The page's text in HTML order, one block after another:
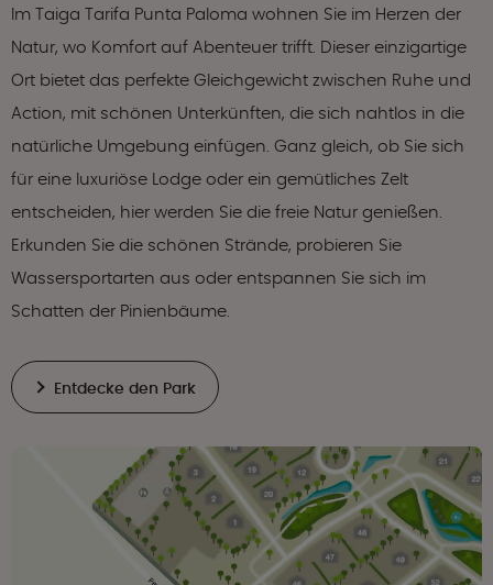
Im Taiga Tarifa Punta Paloma wohnen Sie im Herzen der
Natur, wo Komfort auf Abenteuer trifft. Dieser einzigartige
Ort bietet das perfekte Gleichgewicht zwischen Ruhe und
Action, mit schönen Unterkünften, die sich nahtlos in die
natürliche Umgebung einfügen. Ganz gleich, ob Sie sich
für eine luxuriöse Lodge oder ein gemütliches Zelt
entscheiden, hier werden Sie die freie Natur genießen.
Erkunden Sie die schönen Strände, probieren Sie
Wassersportarten aus oder entspannen Sie sich im
Schatten der Pinienbäume.
Entdecke den Park